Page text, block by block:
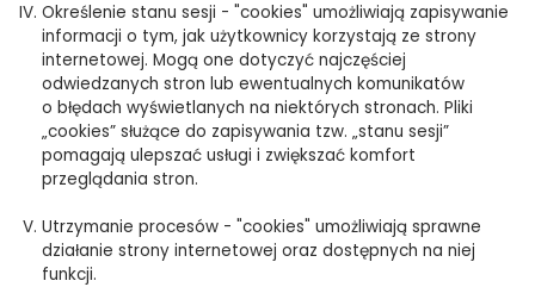
Określenie stanu sesji - "cookies" umożliwiają zapisywanie
informacji o tym, jak użytkownicy korzystają ze strony
internetowej. Mogą one dotyczyć najczęściej
odwiedzanych stron lub ewentualnych komunikatów
o błędach wyświetlanych na niektórych stronach. Pliki
„cookies” służące do zapisywania tzw. „stanu sesji”
pomagają ulepszać usługi i zwiększać komfort
przeglądania stron.
Utrzymanie procesów - "cookies" umożliwiają sprawne
działanie strony internetowej oraz dostępnych na niej
funkcji.